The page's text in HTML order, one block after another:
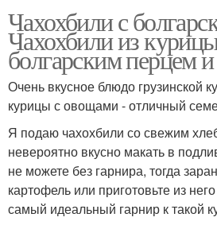
Чахохбили с
Чахохбили из
болгарским перцем
Очень вкусное блюдо грузинской
курицы с овощами - отличный
Я подаю чахохбили со свежим
невероятно вкусно макать в
не можете без гарнира, тогда
картофель или приготовьте из
самый идеальный гарнир к такой